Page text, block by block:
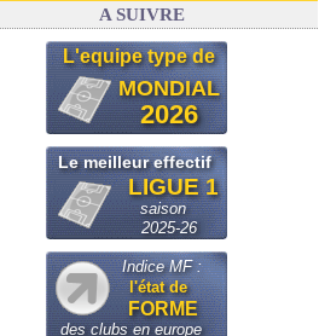
A SUIVRE
L'equipe type de
MONDIAL
2026
Le meilleur effectif
LIGUE 1
saison
2025-26
Indice MF :
l'état de
FORME
des clubs en europe